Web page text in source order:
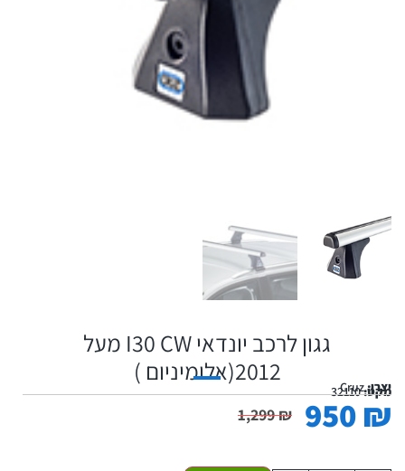
גגון לרכב יונדאי I30 CW מעל
2012(אלומיניום )
יצרן:Cruzמקט:32110
1,299₪ 950₪